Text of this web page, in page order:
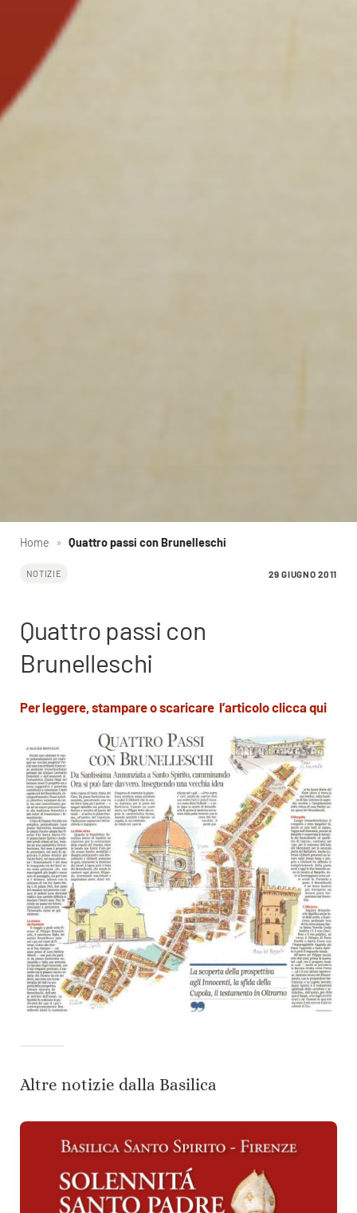
Home » Quattro passi con Brunelleschi
NOTIZIE 29 GIUGNO 2011
Quattro passi con
Brunelleschi
Per leggere, stampare o scaricare l’articolo clicca qui
Altre notizie dalla Basilica